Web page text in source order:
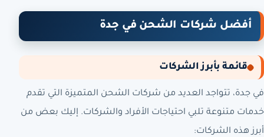
أفضل شركات الشحن في جدة
قائمة بأبرز الشركات
في جدة، تتواجد العديد من شركات الشحن المتميزة التي تقدم
خدمات متنوعة تلبي احتياجات الأفراد والشركات. إليك بعض من
أبرز هذه الشركات: